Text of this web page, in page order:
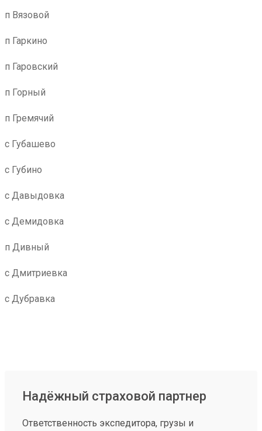
п Вязовой
п Гаркино
п Гаровский
п Горный
п Гремячий
с Губашево
с Губино
с Давыдовка
с Демидовка
п Дивный
с Дмитриевка
с Дубравка
Надёжный страховой партнер
Ответственность экспедитора, грузы и